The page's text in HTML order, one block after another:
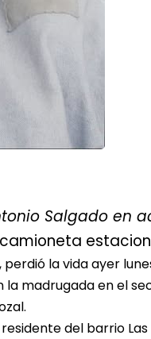
Salgado en
, perdió la vida ayer
la madrugada en el
del barrio